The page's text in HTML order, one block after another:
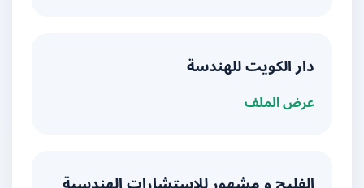
دار الكويت للهندسة
عرض الملف